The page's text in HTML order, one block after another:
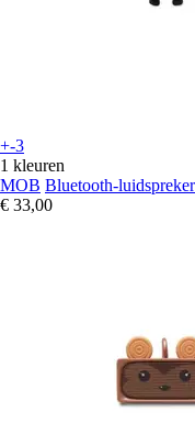
+-3
1 kleuren
MOB Bluetooth-
€ 33,00